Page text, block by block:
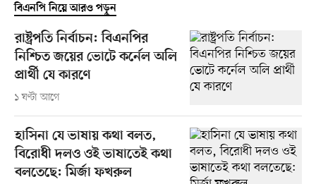
বিএনপি নিয়ে আরও পড়ুন
রাষ্ট্রপতি নির্বাচন: বিএনপির
নিশ্চিত জয়ের ভোটে কর্নেল অলি
প্রার্থী যে কারণে
১ ঘণ্টা আগে
হাসিনা যে ভাষায় কথা বলত,
বিরোধী দলও ওই ভাষাতেই কথা
বলতেছে: মির্জা ফখরুল